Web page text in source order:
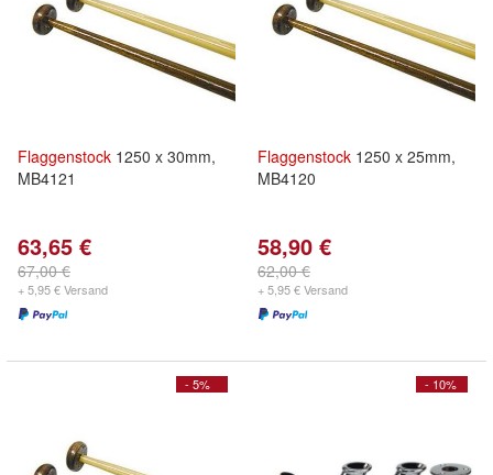
Flaggenstock 1250 x 30mm,
MB4121
63,65 €
67,00 €
+ 5,95 € Versand
Flaggenstock 1250 x 25mm,
MB4120
58,90 €
62,00 €
+ 5,95 € Versand
- 5% - 10%